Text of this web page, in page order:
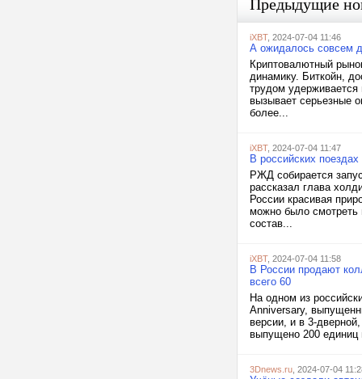
Предыдущие
iXBT, 2024-07-04 11:46
А ожидалось совсем
Криптовалютный
динамику. Биткойн,
трудом
вызывает серьезные
более...
iXBT, 2024-07-04 11:47
В российских
РЖД собирается
рассказал глава
России красивая
можно было смотреть
состав...
iXBT, 2024-07-04 11:58
В России продают
всего 60
На одном из
Anniversary,
версии, и в 3-
выпущено 200 единиц
3Dnews.ru , 2024-07-04